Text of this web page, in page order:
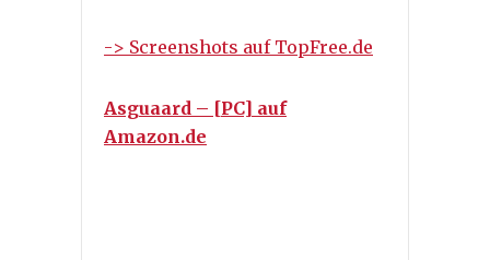
-> Screenshots auf TopFree.de
Asguaard – [PC] auf
Amazon.de